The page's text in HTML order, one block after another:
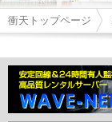
衝天トップページ